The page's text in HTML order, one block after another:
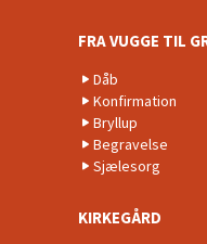
FRA VUGGE TIL
Dåb
Konfirmation
Bryllup
Begravelse
Sjælesorg
KIRKEGÅRD